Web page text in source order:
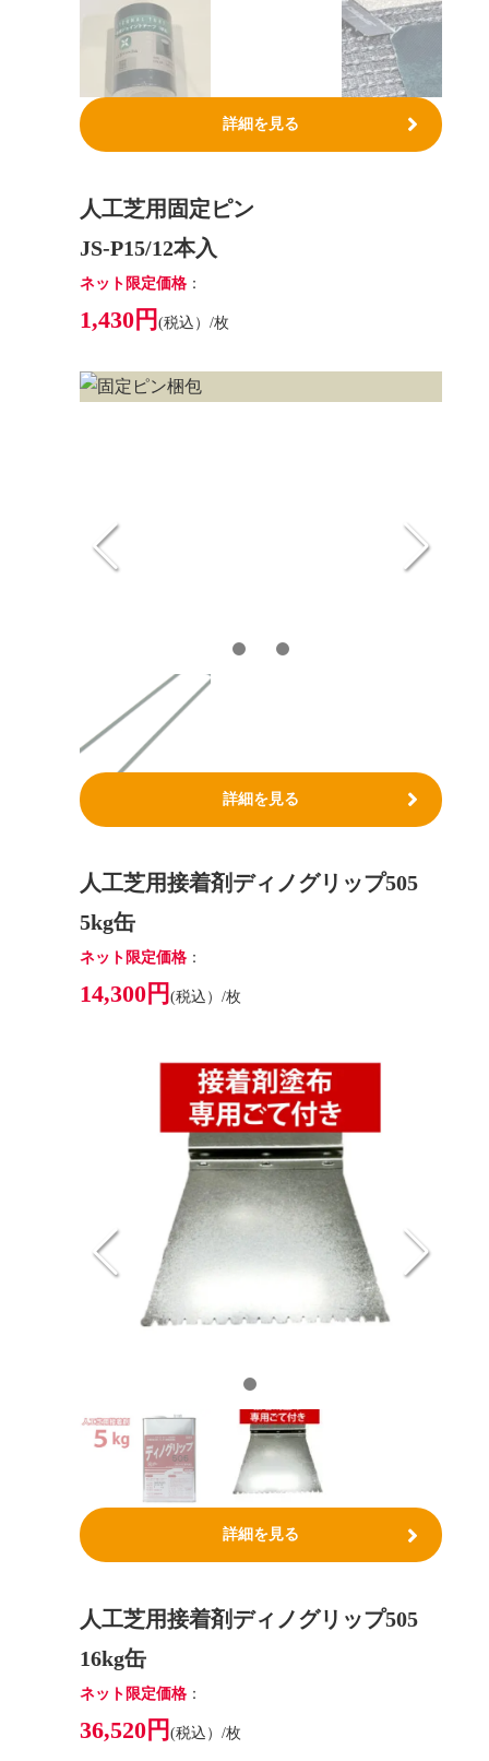
詳細を見る
人工芝用固定ピン
JS-P15/12本入
ネット限定価格 ：
1,430円(税込）/枚
詳細を見る
人工芝用接着剤ディノグリップ505
5kg缶
ネット限定価格 ：
14,300円(税込）/枚
詳細を見る
人工芝用接着剤ディノグリップ505
16kg缶
ネット限定価格 ：
36,520円(税込）/枚